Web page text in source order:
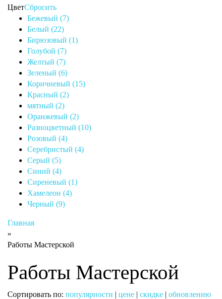
ЦветСбросить
Бежевый (7)
Белый (22)
Бирюзовый (1)
Голубой (7)
Желтый (7)
Зеленый (6)
Коричневый (15)
Красный (2)
мятный (2)
Оранжевый (2)
Разноцветный (10)
Розовый (4)
Серебристый (4)
Серый (5)
Синий (4)
Сиреневый (1)
Хамелеон (4)
Черный (9)
Главная
»
Работы Мастерской
Работы Мастерской
Сортировать по: популярности | цене | скидке | обновлению